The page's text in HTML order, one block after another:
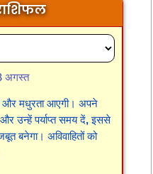
अगस्त
और मधुरता आएगी। अपने
उन्हें पर्याप्त समय दें, इससे
बनेगा। अविवाहितों को